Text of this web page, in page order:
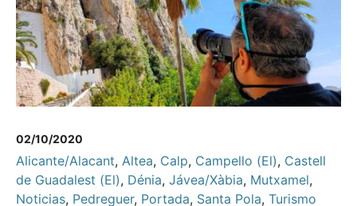
02/10/2020
Alicante/Alacant, Altea, Calp, Campello (El), Castell
de Guadalest (El), Dénia, Jávea/Xàbia, Mutxamel,
Noticias, Pedreguer, Portada, Santa Pola, Turismo